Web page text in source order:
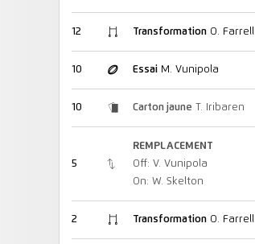
12 TransformationO. Farrell
10 EssaiM. Vunipola
10 Carton jaune T. Iribaren
5
REMPLACEMENT
Off: V. Vunipola
On: W. Skelton
2 TransformationO. Farrell